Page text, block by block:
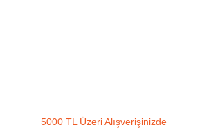
5000 TL Üzeri Alışverişinizde